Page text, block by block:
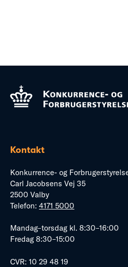
Kontakt
Konkurrence- og
Carl Jacobsens Vej 35
2500 Valby
Telefon: 4171 5000
Mandag–torsdag kl. 8:30–16:00
Fredag 8:30–15:00
CVR: 10 29 48 19